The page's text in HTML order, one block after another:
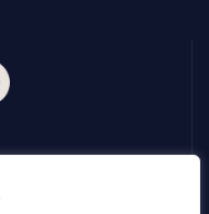
till privatperson och företag.